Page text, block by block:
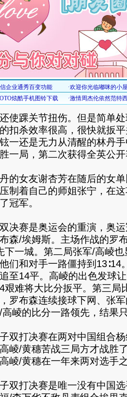
使踝关节扭伤。但是简单
扣杀效率很高，很快就扳
一还是无力从清醒的林丹
一局，第二次获得全英公
女友谢杏芳在随后的女单
制着自己的师姐张宁，在
冠军。
赛是奥运会的重演，奥运
森/埃姆斯。主场作战的罗
下一城。第二局张军/高崚
们和对手一路僵持到13∶14
至14平。高崚的出色发球
艰难将大比分扳平。第三
罗布森连续接球下网、张
崚的比分一路领先，结果
打决赛在两对中国组合杨
崚/黄穗苦战三局方才战胜
崚/黄穗在一年来两对选手
打决赛是唯一没有中国选